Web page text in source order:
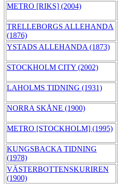
METRO [RIKS] (2004)
TRELLEBORGS ALLEHANDA
(1876)
YSTADS ALLEHANDA (1873)
STOCKHOLM CITY (2002)
LAHOLMS TIDNING (1931)
NORRA SKÅNE (1900)
METRO [STOCKHOLM] (1995)
KUNGSBACKA TIDNING
(1978)
VÄSTERBOTTENSKURIREN
(1900)